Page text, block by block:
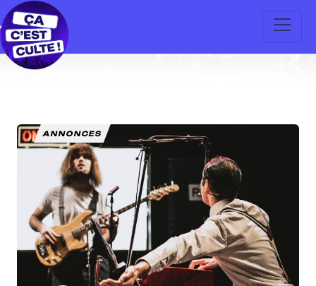
ANNONCES